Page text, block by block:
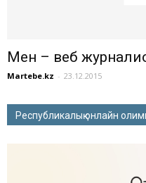
Мен – веб
Martebe.kz - 23.12.2015
Республикалық онлайн